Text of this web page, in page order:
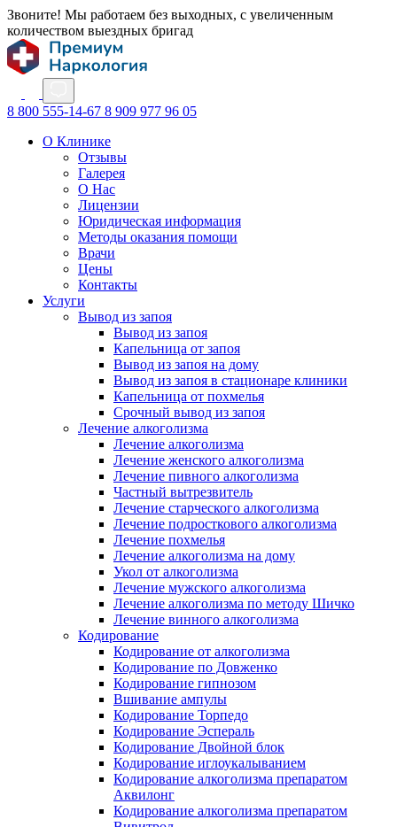
Звоните! Мы работаем без выходных, с увеличенным
количеством выездных бригад
8 800 555-14-67 8 909 977 96 05
О Клинике
Отзывы
Галерея
О Нас
Лицензии
Юридическая информация
Методы оказания помощи
Врачи
Цены
Контакты
Услуги
Вывод из запоя
Вывод из запоя
Капельница от запоя
Вывод из запоя на дому
Вывод из запоя в стационаре клиники
Капельница от похмелья
Срочный вывод из запоя
Лечение алкоголизма
Лечение алкоголизма
Лечение женского алкоголизма
Лечение пивного алкоголизма
Частный вытрезвитель
Лечение старческого алкоголизма
Лечение подросткового алкоголизма
Лечение похмелья
Лечение алкоголизма на дому
Укол от алкоголизма
Лечение мужского алкоголизма
Лечение алкоголизма по методу Шичко
Лечение винного алкоголизма
Кодирование
Кодирование от алкоголизма
Кодирование по Довженко
Кодирование гипнозом
Вшивание ампулы
Кодирование Торпедо
Кодирование Эспераль
Кодирование Двойной блок
Кодирование иглоукалыванием
Кодирование алкоголизма препаратом
Аквилонг
Кодирование алкоголизма препаратом